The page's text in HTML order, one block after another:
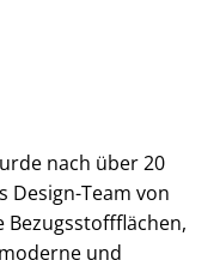
nach über 20
Design-Team von
Bezugsstoffflächen,
und